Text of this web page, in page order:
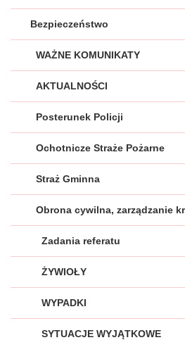
Bezpieczeństwo
WAŻNE KOMUNIKATY
AKTUALNOŚCI
Posterunek Policji
Ochotnicze Straże Pożarne
Straż Gminna
Obrona cywilna, zarządzanie
Zadania referatu
ŻYWIOŁY
WYPADKI
SYTUACJE WYJĄTKOWE